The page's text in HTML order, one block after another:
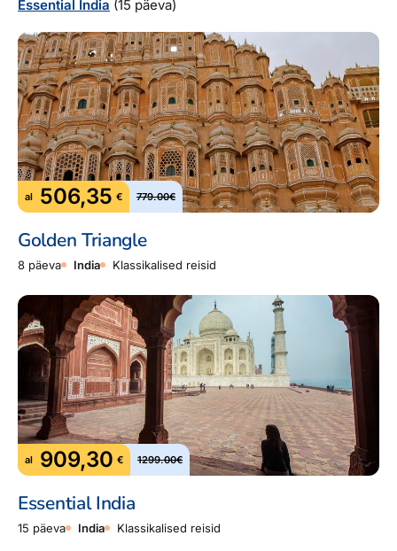
Essential India (15 päeva)
al 506,35 € 779.00€
Golden Triangle
8 päeva India Klassikalised reisid
al 909,30 € 1299.00€
Essential India
15 päeva India Klassikalised reisid